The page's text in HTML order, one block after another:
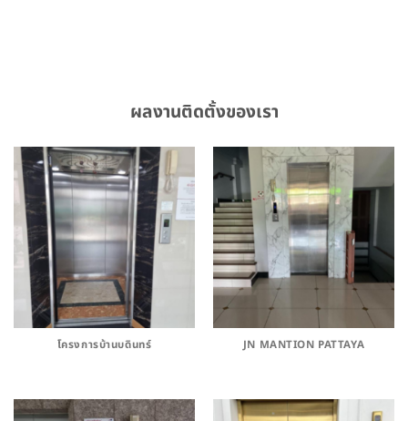
ผลงานติดตั้งของเรา
โครงการบ้านบดินทร์ JN MANTION PATTAYA